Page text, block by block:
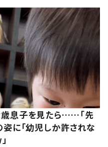
息子を見たら……「先
姿に「幼児しか許されな